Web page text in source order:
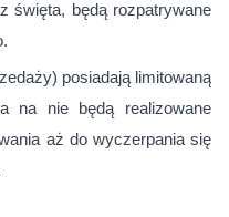
święta, będą rozpatrywane
posiadają limitowaną
na nie będą realizowane
aż do wyczerpania się